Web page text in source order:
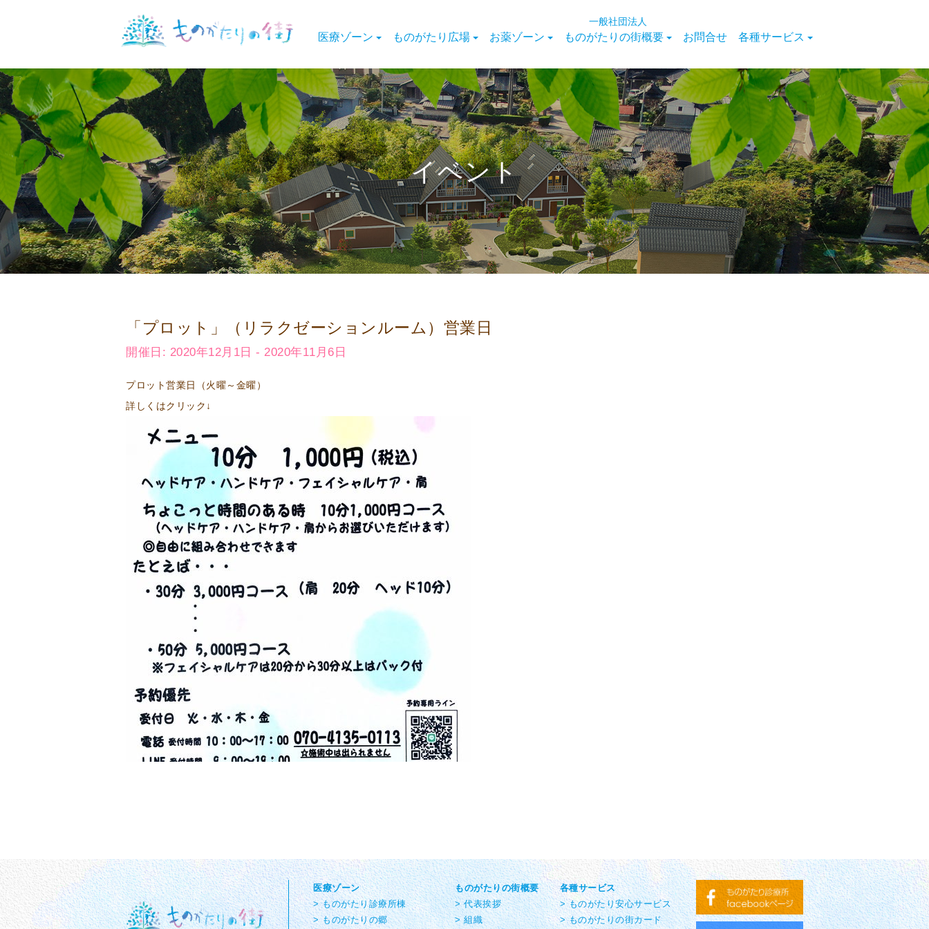
医療ゾーン ものがたり広場 お薬ゾーン
一般社団法人
ものがたりの街概要 お問合せ 各種サービス
イベント
「プロット」（リラクゼーションルーム）営業日
開催日: 2020年12月1日 - 2020年11月6日
プロット営業日（火曜～金曜）
詳しくはクリック↓
医療ゾーン
> ものがたり診療所棟
> ものがたりの郷
ものがたりの街概要
> 代表挨拶
> 組織
各種サービス
> ものがたり安心サービス
> ものがたりの街カード